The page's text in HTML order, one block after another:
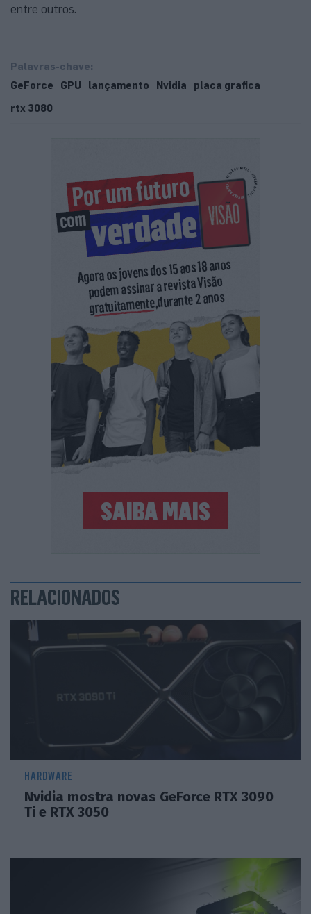
entre outros.
Palavras-chave:
GeForce
GPU lançamento Nvidia
placa grafica
rtx 3080
RELACIONADOS
HARDWARE
Nvidia mostra novas GeForce RTX 3090
Ti e RTX 3050